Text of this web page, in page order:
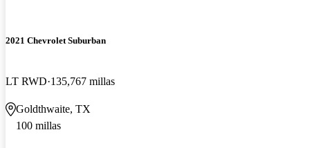
2021 Chevrolet Suburban
LT RWD 135,767 millas
Goldthwaite, TX
100 millas